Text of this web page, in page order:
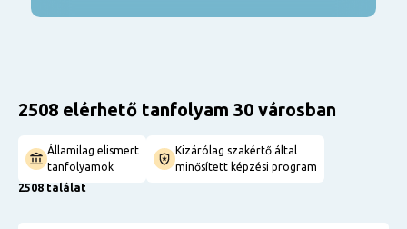
2508 elérhető tanfolyam 30 városban
Államilag elismert
tanfolyamok
Kizárólag szakértő által
minősített képzési program
2508 találat